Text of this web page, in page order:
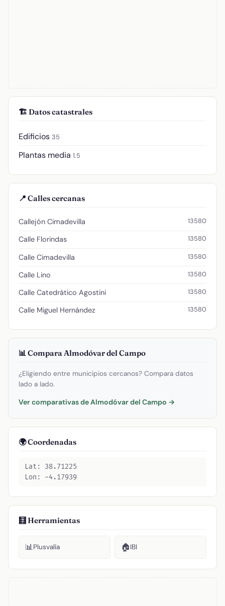
🏗️ Datos catastrales
Edificios 35
Plantas media 1.5
📍 Calles cercanas
Callejón Cimadevilla 13580
Calle Florindas 13580
Calle Cimadevilla 13580
Calle Lino 13580
Calle Catedrático Agostini 13580
Calle Miguel Hernández 13580
📊 Compara Almodóvar del Campo
¿Eligiendo entre municipios cercanos? Compara datos
lado a lado.
Ver comparativas de Almodóvar del Campo →
🌍 Coordenadas
Lat: 38.71225
Lon: -4.17939
🧮 Herramientas
📊Plusvalía 🏠IBI